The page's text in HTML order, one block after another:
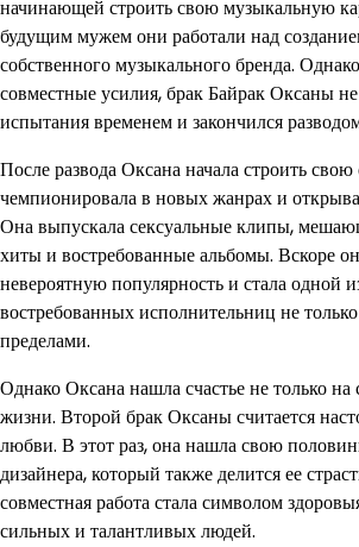
начинающей строить свою музыкальную
будущим мужем они работали над
собственного музыкального бренда.
совместные усилия, брак Байрак Оксаны
испытания временем и закончился
После развода Оксана начала строить
чемпионировала в новых жанрах и
Она выпускала сексуальные клипы,
хиты и востребованные альбомы. Вскоре
невероятную популярность и стала одной
востребованных исполнительниц не
пределами.
Однако Оксана нашла счастье не только
жизни. Второй брак Оксаны считается
любви. В этот раз, она нашла свою
дизайнера, который также делится ее
совместная работа стала символом
сильных и талантливых людей.